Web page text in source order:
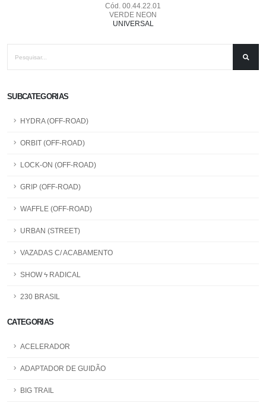
SUBCATEGORIAS
HYDRA (OFF-ROAD)
ORBIT (OFF-ROAD)
LOCK-ON (OFF-ROAD)
GRIP (OFF-ROAD)
WAFFLE (OFF-ROAD)
URBAN (STREET)
VAZADAS C/ ACABAMENTO
SHOW ϟ RADICAL
230 BRASIL
CATEGORIAS
ACELERADOR
ADAPTADOR DE GUIDÃO
BIG TRAIL
Cód. 00.44.22.01
VERDE NEON
UNIVERSAL